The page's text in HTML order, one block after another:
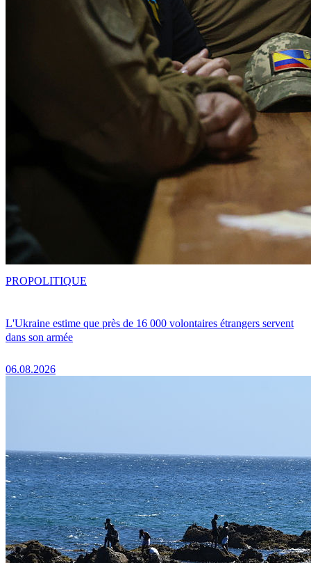
L'Ukraine estime que près de 16 000 volontaires étrangers servent
dans son armée
06.08.2026
PROPOLITIQUE